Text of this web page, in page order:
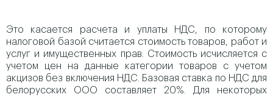
Это касается расчета и уплаты НДС, по которому
налоговой базой считается стоимость товаров, работ и
услуг и имущественных прав. Стоимость исчисляется с
учетом цен на данные категории товаров с учетом
акцизов без включения НДС. Базовая ставка по НДС для
белорусских ООО составляет 20%. Для некоторых